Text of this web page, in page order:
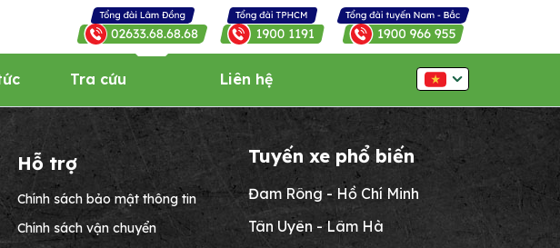
Tra cứu Liên hệ
Hỗ trợ
Chính sách bảo mật thông tin
Chính sách vận chuyển
Tuyến xe phổ biến
Đam Rông - Hồ Chí Minh
Tân Uyên - Lâm Hà